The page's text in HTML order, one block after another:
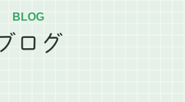
BLOG
ログ